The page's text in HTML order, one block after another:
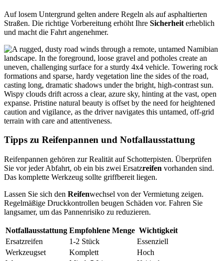
Auf losem Untergrund gelten andere Regeln als auf asphaltierten
Straßen. Die richtige Vorbereitung erhöht Ihre Sicherheit erheblich
und macht die Fahrt angenehmer.
Tipps zu Reifenpannen und Notfallausstattung
Reifenpannen gehören zur Realität auf Schotterpisten. Überprüfen
Sie vor jeder Abfahrt, ob ein bis zwei Ersatzreifen vorhanden sind.
Das komplette Werkzeug sollte griffbereit liegen.
Lassen Sie sich den Reifenwechsel von der Vermietung zeigen.
Regelmäßige Druckkontrollen beugen Schäden vor. Fahren Sie
langsamer, um das Pannenrisiko zu reduzieren.
Notfallausstattung Empfohlene Menge Wichtigkeit
Ersatzreifen
1-2 Stück
Essenziell
Werkzeugset
Komplett
Hoch